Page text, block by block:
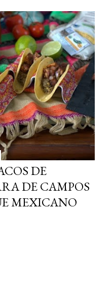
Con esta receta
un
alubia de La Bañeza
de proteína y
a los frutos se...
DE
DE CAMPOS
MEXICANO